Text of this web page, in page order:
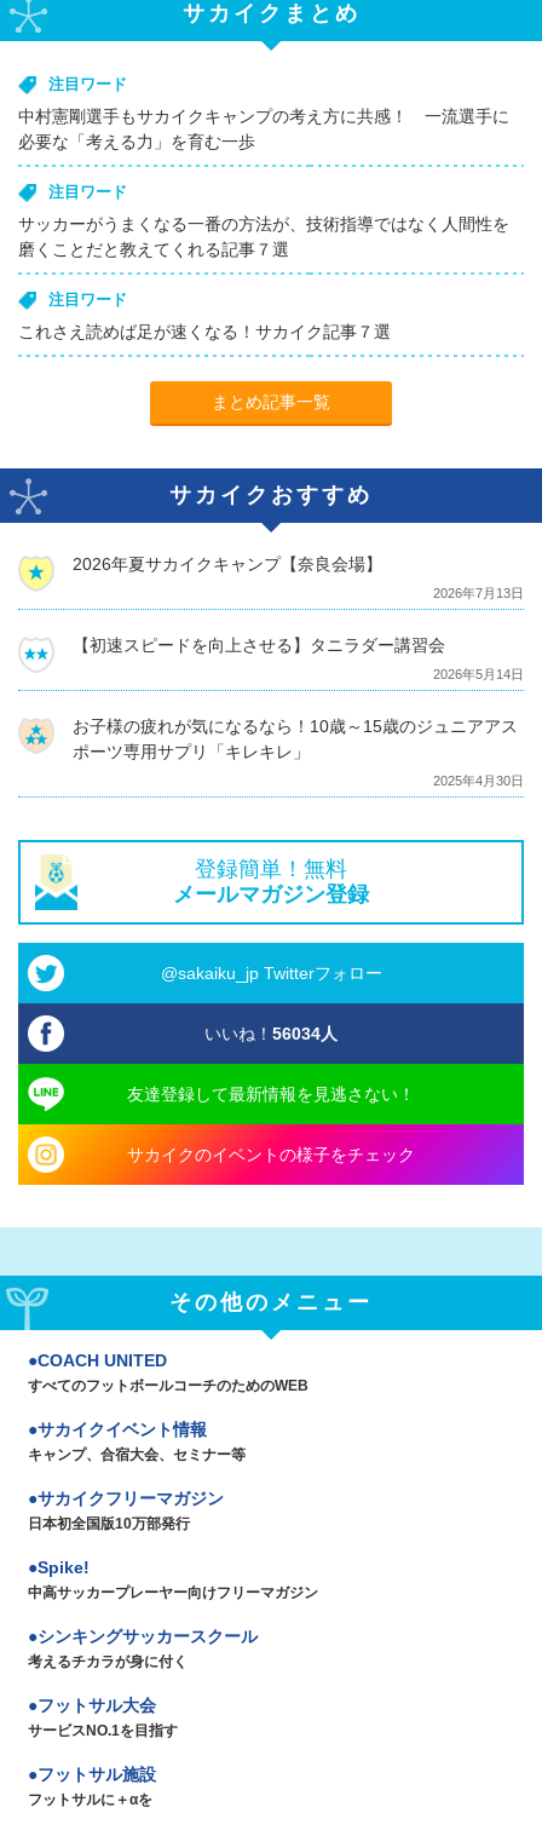
サカイクまとめ
注目ワード
中村憲剛選手もサカイクキャンプの考え方に共感！ 一流選手に
必要な「考える力」を育む一歩
注目ワード
サッカーがうまくなる一番の方法が、技術指導ではなく人間性を
磨くことだと教えてくれる記事７選
注目ワード
これさえ読めば足が速くなる！サカイク記事７選
まとめ記事一覧
サカイクおすすめ
2026年夏サカイクキャンプ【奈良会場】
2026年7月13日
【初速スピードを向上させる】タニラダー講習会
2026年5月14日
お子様の疲れが気になるなら！10歳～15歳のジュニアアス
ポーツ専用サプリ「キレキレ」
2025年4月30日
登録簡単！無料
メールマガジン登録
@sakaiku_jp Twitterフォロー
いいね！ 56034人
友達登録して最新情報を見逃さない！
サカイクのイベントの様子をチェック
その他のメニュー
COACH UNITED
すべてのフットボールコーチのためのWEB
サカイクイベント情報
キャンプ、合宿大会、セミナー等
サカイクフリーマガジン
日本初全国版10万部発行
Spike!
中高サッカープレーヤー向けフリーマガジン
シンキングサッカースクール
考えるチカラが身に付く
フットサル大会
サービスNO.1を目指す
フットサル施設
フットサルに＋αを